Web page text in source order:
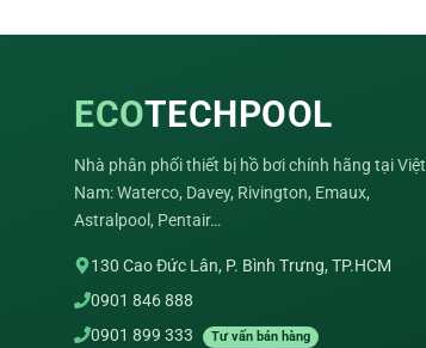
ECOTECHPOOL
Nhà phân phối thiết bị hồ bơi chính hãng tại Việt
Nam: Waterco, Davey, Rivington, Emaux,
Astralpool, Pentair…
130 Cao Đức Lân, P. Bình Trưng, TP.HCM
0901 846 888
0901 899 333
Tư vấn bán hàng